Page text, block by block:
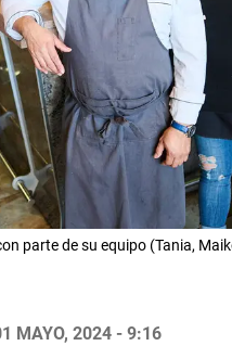
parte de su equipo (Tania,
MAYO, 2024 - 9:16